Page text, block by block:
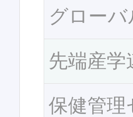
グロー
先端産
保健管理